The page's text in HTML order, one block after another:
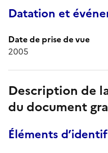
Datation et
Date de prise de vue
2005
Description de
du document
Éléments